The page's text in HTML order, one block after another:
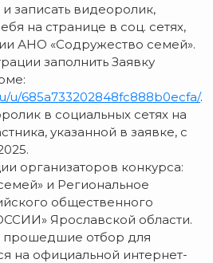
записать видеоролик,
на странице в соц. сетях,
АНО «Содружество семей».
заполнить Заявку
u/685a733202848fc888b0ecfa/.
в социальных сетях на
указанной в заявке, с
организаторов конкурса:
и Региональное
общественного
Ярославской области.
прошедшие отбор для
на официальной интернет-